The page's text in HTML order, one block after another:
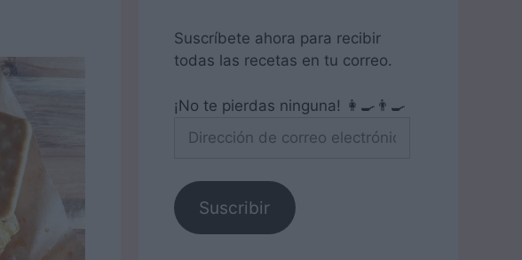
Suscríbete ahora para recibir
todas las recetas en tu correo.
¡No te pierdas ninguna! 👩‍🍳👨‍🍳
de
electrónico
Suscribir